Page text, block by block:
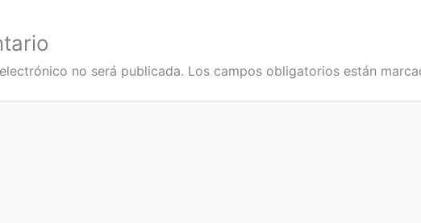
no será publicada. Los campos obligatorios están